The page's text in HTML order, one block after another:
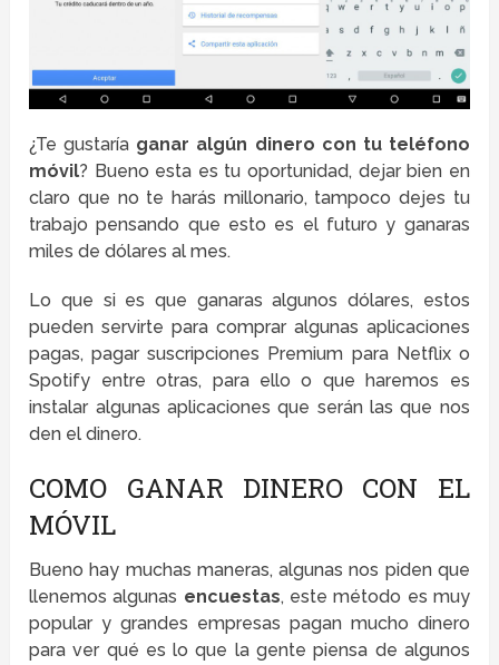
¿Te gustaría ganar algún dinero con tu teléfono
móvil? Bueno esta es tu oportunidad, dejar bien en
claro que no te harás millonario, tampoco dejes tu
trabajo pensando que esto es el futuro y ganaras
miles de dólares al mes.
Lo que si es que ganaras algunos dólares, estos
pueden servirte para comprar algunas aplicaciones
pagas, pagar suscripciones Premium para Netflix o
Spotify entre otras, para ello o que haremos es
instalar algunas aplicaciones que serán las que nos
den el dinero.
COMO GANAR DINERO CON EL
MÓVIL
Bueno hay muchas maneras, algunas nos piden que
llenemos algunas encuestas, este método es muy
popular y grandes empresas pagan mucho dinero
para ver qué es lo que la gente piensa de algunos